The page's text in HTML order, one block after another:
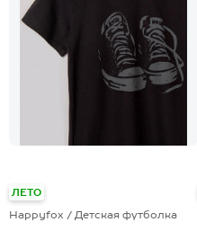
ЛЕТО
Happyfox / Детская футболка